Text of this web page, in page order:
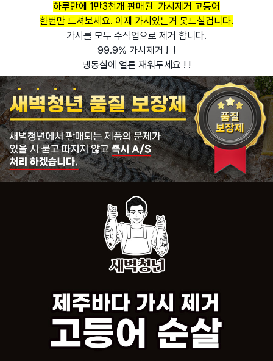
하루만에 1만3천개 판매된 가시제거 고등어
한번만 드셔보세요. 이제 가시있는거 못드실겁니다.
가시를 모두 수작업으로 제거 합니다.
99.9% 가시제거 ! !
냉동실에 얼른 재워두세요 ! !